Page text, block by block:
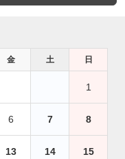
金 土 日
1
6 7 8
13 14 15